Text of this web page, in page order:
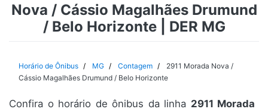
Minas Gerais
Nova / Cássio Magalhães Drumund
/ Belo Horizonte | DER MG
Horário de Ônibus MG Contagem
2911 Morada Nova /
Cássio Magalhães Drumund / Belo Horizonte
Confira o horário de ônibus da linha 2911 Morada